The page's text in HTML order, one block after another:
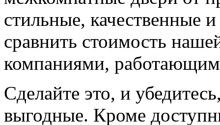
стильные, качественные
сравнить стоимость
компаниями,
Сделайте это, и
выгодные. Кроме